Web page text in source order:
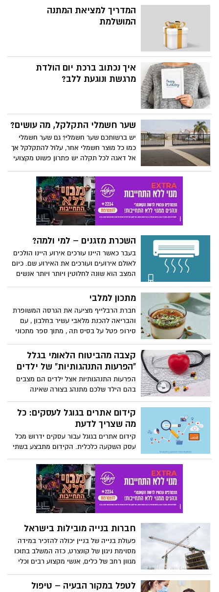
תקלות בשערים חשמליים.
המדריך למציאת המתנה
המושלמת
איך נכתוב ברכת יום הולדת
מרגשת ונוגעת ללב?
שער חשמלי התקלקל, מה עושים?
יש ברשותכם שער חשמלי? גם שער חשמלי
כמו כל מוצר חשמלי אחר, עלול להתקלקל אך
אל דאגה לכל תקלה יש פתרון פשוט מקצועי
השכרת מזגנים – למי ולמה?
בעבר כאשר היינו עורכים אירוע היינו הולכים
לאולם אירועים ועורכים את האירוע שם. כיום
המצב הוא שונה לחלוטין ויותר ויותר אנשים
אירוע בחוץ הוא שאנו צריכים להתכונן אליו
בצורה אחרת לגמרי מבחינה לוגיסטית. אנו
צריכים להבטיח כי לאורחים שלנו יהיו את כל
התנאים בכדי ליהנות מן האירוע וזה אומר כי
אנו צריכים לחשוב על דברים רבים כמו אוהל
או שירותים ניידים.
מתכון למלבי
חברת הרבלייף מציעה את הגרסה המשופרת
והבריאה להכנת מלאבי עשיר בחלבון , עם
סירופ פטל על בסיס תה , מתוך ספר מתכוני
הכולל כ-80 מתכונים מגוונים על טהרת
הבריאות עם פירוט ערכים תזונתיים.
קצבה מהביטוח הלאומי בגלל
"הפרעות התנהגותיות" של ילדים
הפרעות התנהגותיות אצל ילדים הם מצבים
בהם הילד שלכם מתנהג בצורה שאינה
מאפשרת התנהלות רגילה במהלך היומיום
בקהילה או במסגרת הלימודית.
קידום אתרים בגוגל לעסקים: כל
מה שצריך לדעת
קידום אתרים בגוגל עבור עסקים ידרוש מכל
עסק השקעה כלכלית. הקידום מתבצע בשתי
דרכים: בצורה ממומנת במודעות פרסום או
באמצעות ביצוע פעולות שונות שרלוונטיות
עבור הקידום האורגני של האתר בגוגל.
במאמר הבא תקבלו את כל המידע אודות
קידום אתרים בגוגל לעסקים, כיצד עושים זאת
בצורה הטובה ביותר, לאיזה עסקים זה
ויעיל שיביא לכם תוצאות טובות.
חברות בנייה מובילות בישראל
פעולת בנייה של בניין יכולה להזכיר במידה
מסוימת ניגון של קונצרט, כזה המשלב בתוכו
מגוון רחב של כלים, אנשי מקצוע רבים וכלי
מקום בו מפיקים חיים או מבלים אותם בו.
לטפל במקור הבעיה – טיפול